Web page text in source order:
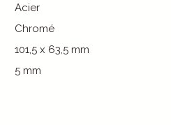
Acier
Chromé
101,5 x 63,5 mm
5 mm